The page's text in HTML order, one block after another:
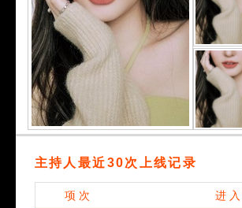
主持人最近30次上线记录
项 次 进